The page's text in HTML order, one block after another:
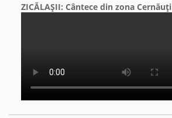
ZICĂLAŞII: Cântece din zona Cernăuţi